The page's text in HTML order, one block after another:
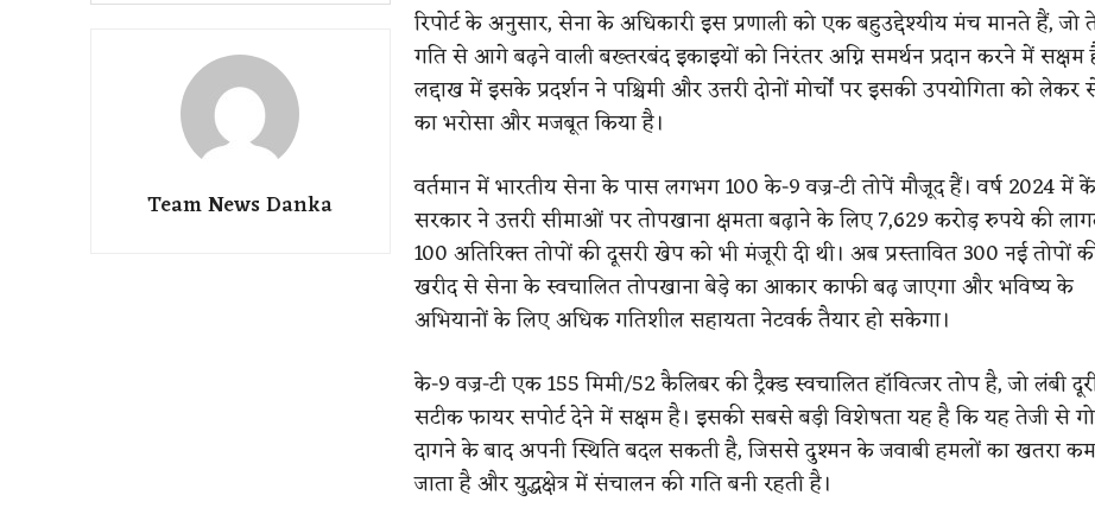
Team News Danka
रिपोर्ट के अनुसार, सेना के अधिकारी इस प्रणाली को एक बहुउद्देश्यीय मंच मानते हैं, जो
गति से आगे बढ़ने वाली बख्तरबंद इकाइयों को निरंतर अग्नि समर्थन प्रदान करने में सक्षम
लद्दाख में इसके प्रदर्शन ने पश्चिमी और उत्तरी दोनों मोर्चों पर इसकी उपयोगिता को लेकर
का भरोसा और मजबूत किया है।
वर्तमान में भारतीय सेना के पास लगभग 100 के-9 वज्र-टी तोपें मौजूद हैं। वर्ष 2024 में
सरकार ने उत्तरी सीमाओं पर तोपखाना क्षमता बढ़ाने के लिए 7,629 करोड़ रुपये की
100 अतिरिक्त तोपों की दूसरी खेप को भी मंजूरी दी थी। अब प्रस्तावित 300 नई तोपों
खरीद से सेना के स्वचालित तोपखाना बेड़े का आकार काफी बढ़ जाएगा और भविष्य के
अभियानों के लिए अधिक गतिशील सहायता नेटवर्क तैयार हो सकेगा।
के-9 वज्र-टी एक 155 मिमी/52 कैलिबर की ट्रैक्ड स्वचालित हॉवित्जर तोप है, जो लंबी
सटीक फायर सपोर्ट देने में सक्षम है। इसकी सबसे बड़ी विशेषता यह है कि यह तेजी से
दागने के बाद अपनी स्थिति बदल सकती है, जिससे दुश्मन के जवाबी हमलों का खतरा
जाता है और युद्धक्षेत्र में संचालन की गति बनी रहती है।